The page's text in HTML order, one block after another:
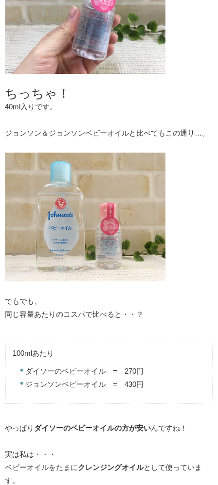
ちっちゃ！
40ml入りです。
ジョンソン＆ジョンソンベビーオイルと比べてもこの通り…。
でもでも、
同じ容量あたりのコスパで比べると・・？
100mlあたり
ダイソーのベビーオイル = 270円
ジョンソンベビーオイル = 430円
やっぱり ダイソーのベビーオイルの方が安いんですね！
実は私は・・・
ベビーオイルをたまにクレンジングオイルとして使っていま
す。